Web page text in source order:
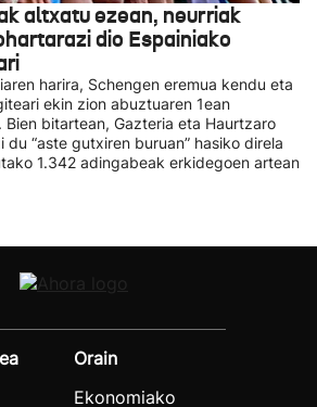
altxatu ezean, neurriak
dio Espainiako
harira, Schengen eremua kendu eta
ekin zion abuztuaren 1ean
Bien bitartean, Gazteria eta Haurtzaro
du “aste gutxiren buruan” hasiko direla
1.342 adingabeak erkidegoen artean
Orain
Ekonomiako